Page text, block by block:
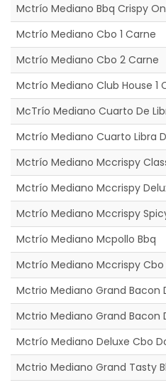
Mctrío Mediano Bbq Crispy
Mctrío Mediano Cbo 1 Carne
Mctrío Mediano Cbo 2 Carne
Mctrío Mediano Club House 1
McTrío Mediano Cuarto De
Mctrío Mediano Cuarto Libra
Mctrío Mediano Mccrispy
Mctrío Mediano Mccrispy
Mctrío Mediano Mccrispy
Mctrío Mediano Mcpollo Bbq
Mctrío Mediano Mccrispy Cbo
Mctrio Mediano Grand Bacon
Mctrio Mediano Grand Bacon
Mctrío Mediano Deluxe Cbo
Mctrio Mediano Grand Tasty